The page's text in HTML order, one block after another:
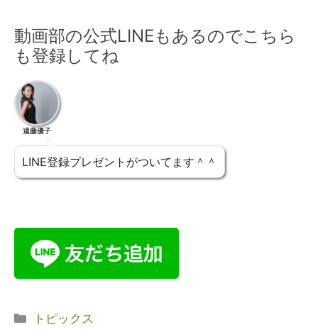
動画部の公式LINEもあるのでこちら
も登録してね
遠藤優子
LINE登録プレゼントがついてます＾＾
トピックス